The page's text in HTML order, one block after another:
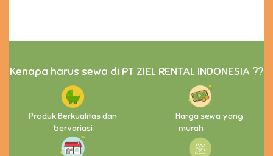
Kenapa harus sewa di PT ZIEL RENTAL INDONESIA ??
Produk Berkualitas dan
bervariasi
Harga sewa yang
murah